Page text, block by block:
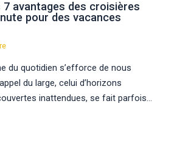
7 avantages des croisières
pour des vacances
du quotidien s’efforce de nous
du large, celui d’horizons
inattendues, se fait parfois…